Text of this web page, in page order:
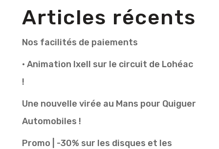
Articles récents
Nos facilités de paiements
• Animation Ixell sur le circuit de Lohéac
!
Une nouvelle virée au Mans pour Quiguer
Automobiles !
Promo | -30% sur les disques et les